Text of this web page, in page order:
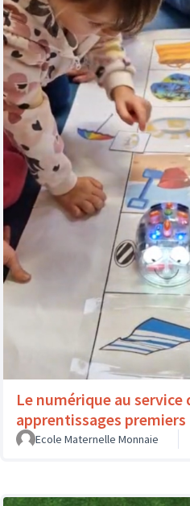
Le numérique au service
apprentissages premiers
Ecole Maternelle Monnaie